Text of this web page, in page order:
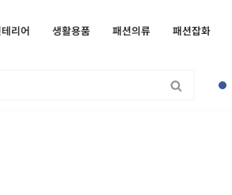
리어 생활용품 패션의류 패션잡화